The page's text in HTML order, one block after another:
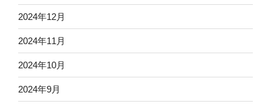
2024年12月
2024年11月
2024年10月
2024年9月